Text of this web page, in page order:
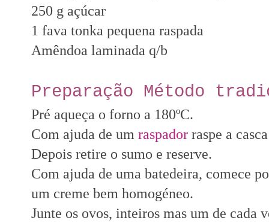
250 g açúcar
1 fava tonka pequena raspada
Amêndoa laminada q/b
Preparação Método
Pré aqueça o forno a 180ºC.
Com ajuda de um raspador raspe a
Depois retire o sumo e reserve.
Com ajuda de uma batedeira, comece
um creme bem homogéneo.
Junte os ovos, inteiros mas um de cada